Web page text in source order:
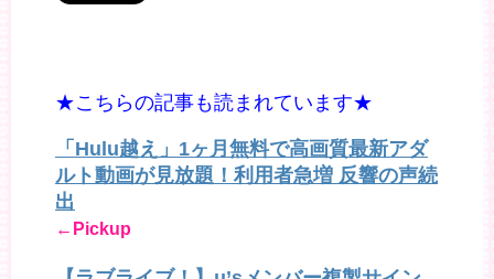
★こちらの記事も読まれています★
「Hulu越え」1ヶ月無料で高画質最新アダ
ルト動画が見放題！利用者急増 反響の声続
出
←Pickup